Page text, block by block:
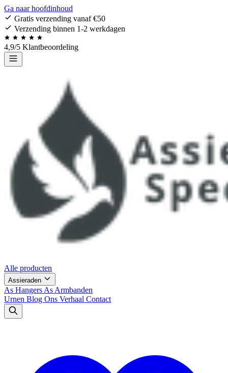
Ga naar hoofdinhoud
Gratis verzending vanaf €50
Verzending binnen 1-2 werkdagen
4,9/5 Klantbeoordeling
Alle producten
Assieraden
As Hangers As Armbanden
Urnen Blog Ons Verhaal Contact